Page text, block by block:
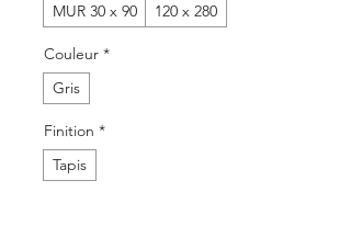
MUR 30 x 90
120 x 280
Couleur *
Gris
Finition *
Tapis